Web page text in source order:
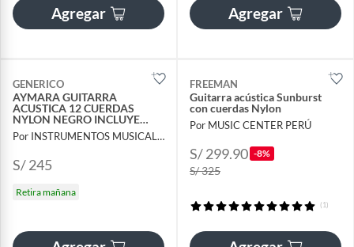
Agregar Agregar
GENERICO
AYMARA GUITARRA
ACUSTICA 12 CUERDAS
NYLON NEGRO INCLUYE
FUNDA
Por INSTRUMENTOS MUSICALES AYMARA
S/ 245
Retira mañana
FREEMAN
Guitarra acústica Sunburst
con cuerdas Nylon
Por MUSIC CENTER PERÚ
S/ 299.90 -8%
S/ 325
(1)